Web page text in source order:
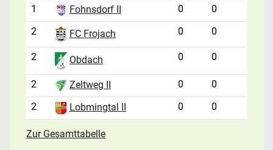
1
Fohnsdorf II 0
0
2
FC Frojach 0 0
2 Obdach 0 0
2 Zeltweg II 0
0
2
Lobmingtal II 0 0
Zur Gesamttabelle